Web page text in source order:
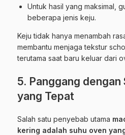
Untuk hasil yang maksimal,
beberapa jenis keju.
Keju tidak hanya menambah
membantu menjaga tekstur
terutama saat baru keluar dari
5. Panggang dengan
yang Tepat
Salah satu penyebab utama
kering adalah suhu oven